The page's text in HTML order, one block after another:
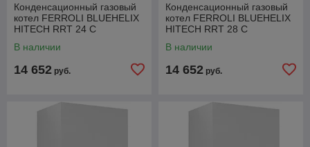
Конденсационный газовый
котел FERROLI BLUEHELIX
HITECH RRT 24 C
В наличии
14 652 руб.
Конденсационный газовый
котел FERROLI BLUEHELIX
HITECH RRT 28 C
В наличии
14 652 руб.